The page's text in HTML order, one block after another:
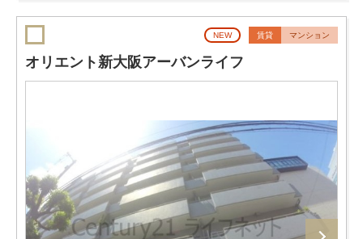
NEW 賃貸 マンション
オリエント新大阪アーバンライフ